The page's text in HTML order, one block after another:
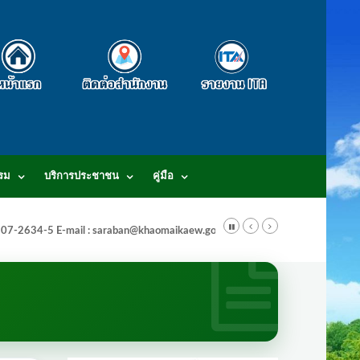
ม บริการประชาชน คู่มือ
2634-5 E-mail : saraban@khaomaikaew.go.th